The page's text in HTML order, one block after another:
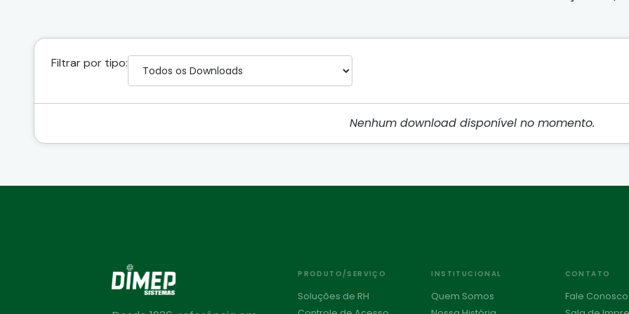
Filtrar por tipo:
Nenhum download disponível no momento.
PRODUTO/SERVIÇO
Soluções de RH
INSTITUCIONAL
Quem Somos
CONTATO
Fale Conosco